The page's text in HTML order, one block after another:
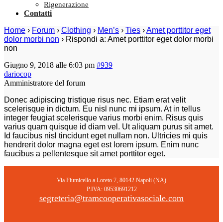
Rigenerazione
Contatti
Home › Forum › Clothing › Men’s › Ties ›Amet porttitor eget
dolor morbi non › Rispondi a: Amet porttitor eget dolor morbi
non
Giugno 9, 2018 alle 6:03 pm #939
dariocop
Amministratore del forum
Donec adipiscing tristique risus nec. Etiam erat velit
scelerisque in dictum. Eu nisl nunc mi ipsum. At in tellus
integer feugiat scelerisque varius morbi enim. Risus quis
varius quam quisque id diam vel. Ut aliquam purus sit amet.
Id faucibus nisl tincidunt eget nullam non. Ultricies mi quis
hendrerit dolor magna eget est lorem ipsum. Enim nunc
faucibus a pellentesque sit amet porttitor eget.
Via Fiumicello a Loreto 7, 80142 Napoli (NA)
P.IVA: 09530691212
segreteria@tramcooperativasociale.com